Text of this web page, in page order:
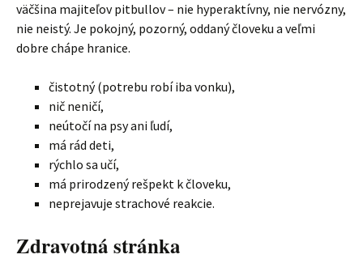
väčšina majiteľov pitbullov – nie hyperaktívny, nie nervózny,
nie neistý. Je pokojný, pozorný, oddaný človeku a veľmi
dobre chápe hranice.
čistotný (potrebu robí iba vonku),
nič neničí,
neútočí na psy ani ľudí,
má rád deti,
rýchlo sa učí,
má prirodzený rešpekt k človeku,
neprejavuje strachové reakcie.
Zdravotná stránka